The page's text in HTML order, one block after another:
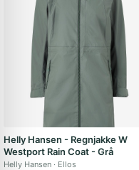
Helly Hansen - Regnjakke W
Westport Rain Coat - Grå
Helly Hansen Ellos